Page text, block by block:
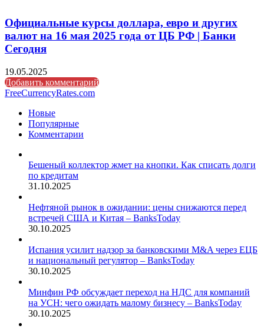
Официальные курсы доллара, евро и других
валют на 16 мая 2025 года от ЦБ РФ | Банки
Сегодня
19.05.2025
Добавить комментарий
FreeCurrencyRates.com
Новые
Популярные
Комментарии
Бешеный коллектор жмет на кнопки. Как списать долги
по кредитам
31.10.2025
Нефтяной рынок в ожидании: цены снижаются перед
встречей США и Китая – BanksToday
30.10.2025
Испания усилит надзор за банковскими M&A через ЕЦБ
и национальный регулятор – BanksToday
30.10.2025
Минфин РФ обсуждает переход на НДС для компаний
на УСН: чего ожидать малому бизнесу – BanksToday
30.10.2025